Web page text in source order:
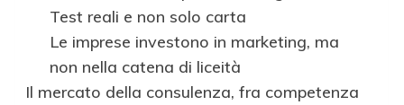
Test reali e non solo carta
Le imprese investono in marketing, ma
non nella catena di liceità
Il mercato della consulenza, fra competenza